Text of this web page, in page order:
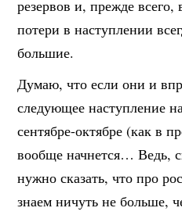
резервов и, прежде
потери в наступлении
большие.
Думаю, что если они и
следующее наступление
сентябре-октябре (как в
вообще начнется… Ведь,
нужно сказать, что про
знаем ничуть не больше,